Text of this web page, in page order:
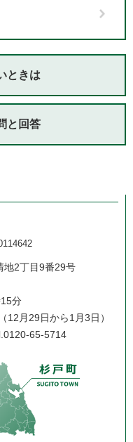
ときは
と回答
地2丁目9番29号
分
12月29日から1月3日）
65-5714